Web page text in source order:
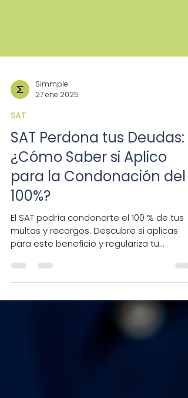
27 ene 2025
SAT
SAT Perdona tus Deudas:
¿Cómo Saber si Aplico
para la Condonación del
100%?
multas y recargos. Descubre si aplicas
para este beneficio y regulariza tu
situación fiscal.